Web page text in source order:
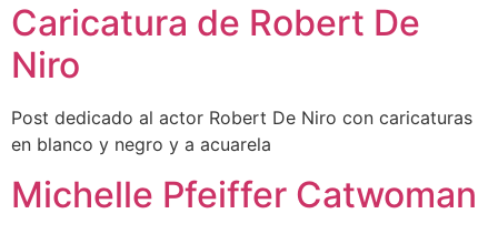
Caricatura de Robert De
Niro
Post dedicado al actor Robert De Niro con caricaturas
en blanco y negro y a acuarela
Michelle Pfeiffer Catwoman